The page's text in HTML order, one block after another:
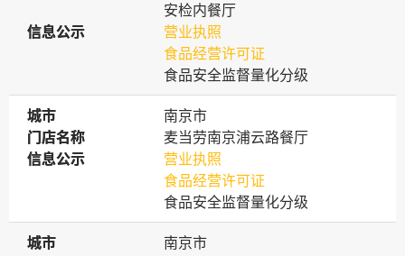
安检内餐厅
信息公示
信息公示
营业执照
食品经营许可证
食品安全监督量化分级
城市
城市
南京市
门店名称
门店名称
麦当劳南京浦云路餐厅
信息公示
信息公示
营业执照
食品经营许可证
食品安全监督量化分级
城市
城市
南京市